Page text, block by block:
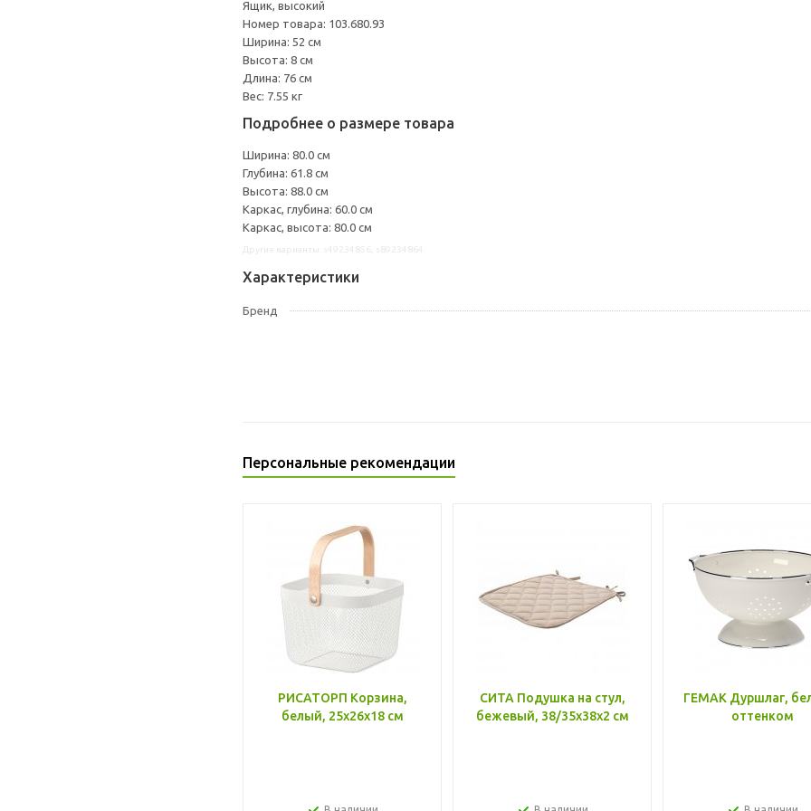
Ящик, высокий
Номер товара: 103.680.93
Ширина: 52 см
Высота: 8 см
Длина: 76 см
Вес: 7.55 кг
Подробнее о размере товара
Ширина: 80.0 см
Глубина: 61.8 см
Высота: 88.0 см
Каркас, глубина: 60.0 см
Каркас, высота: 80.0 см
Характеристики
Бренд
Персональные рекомендации
РИСАТОРП Корзина,
белый, 25x26x18 см
СИТА Подушка на стул,
бежевый, 38/35x38x2 см
ГЕМАК Дуршлаг,
оттенком